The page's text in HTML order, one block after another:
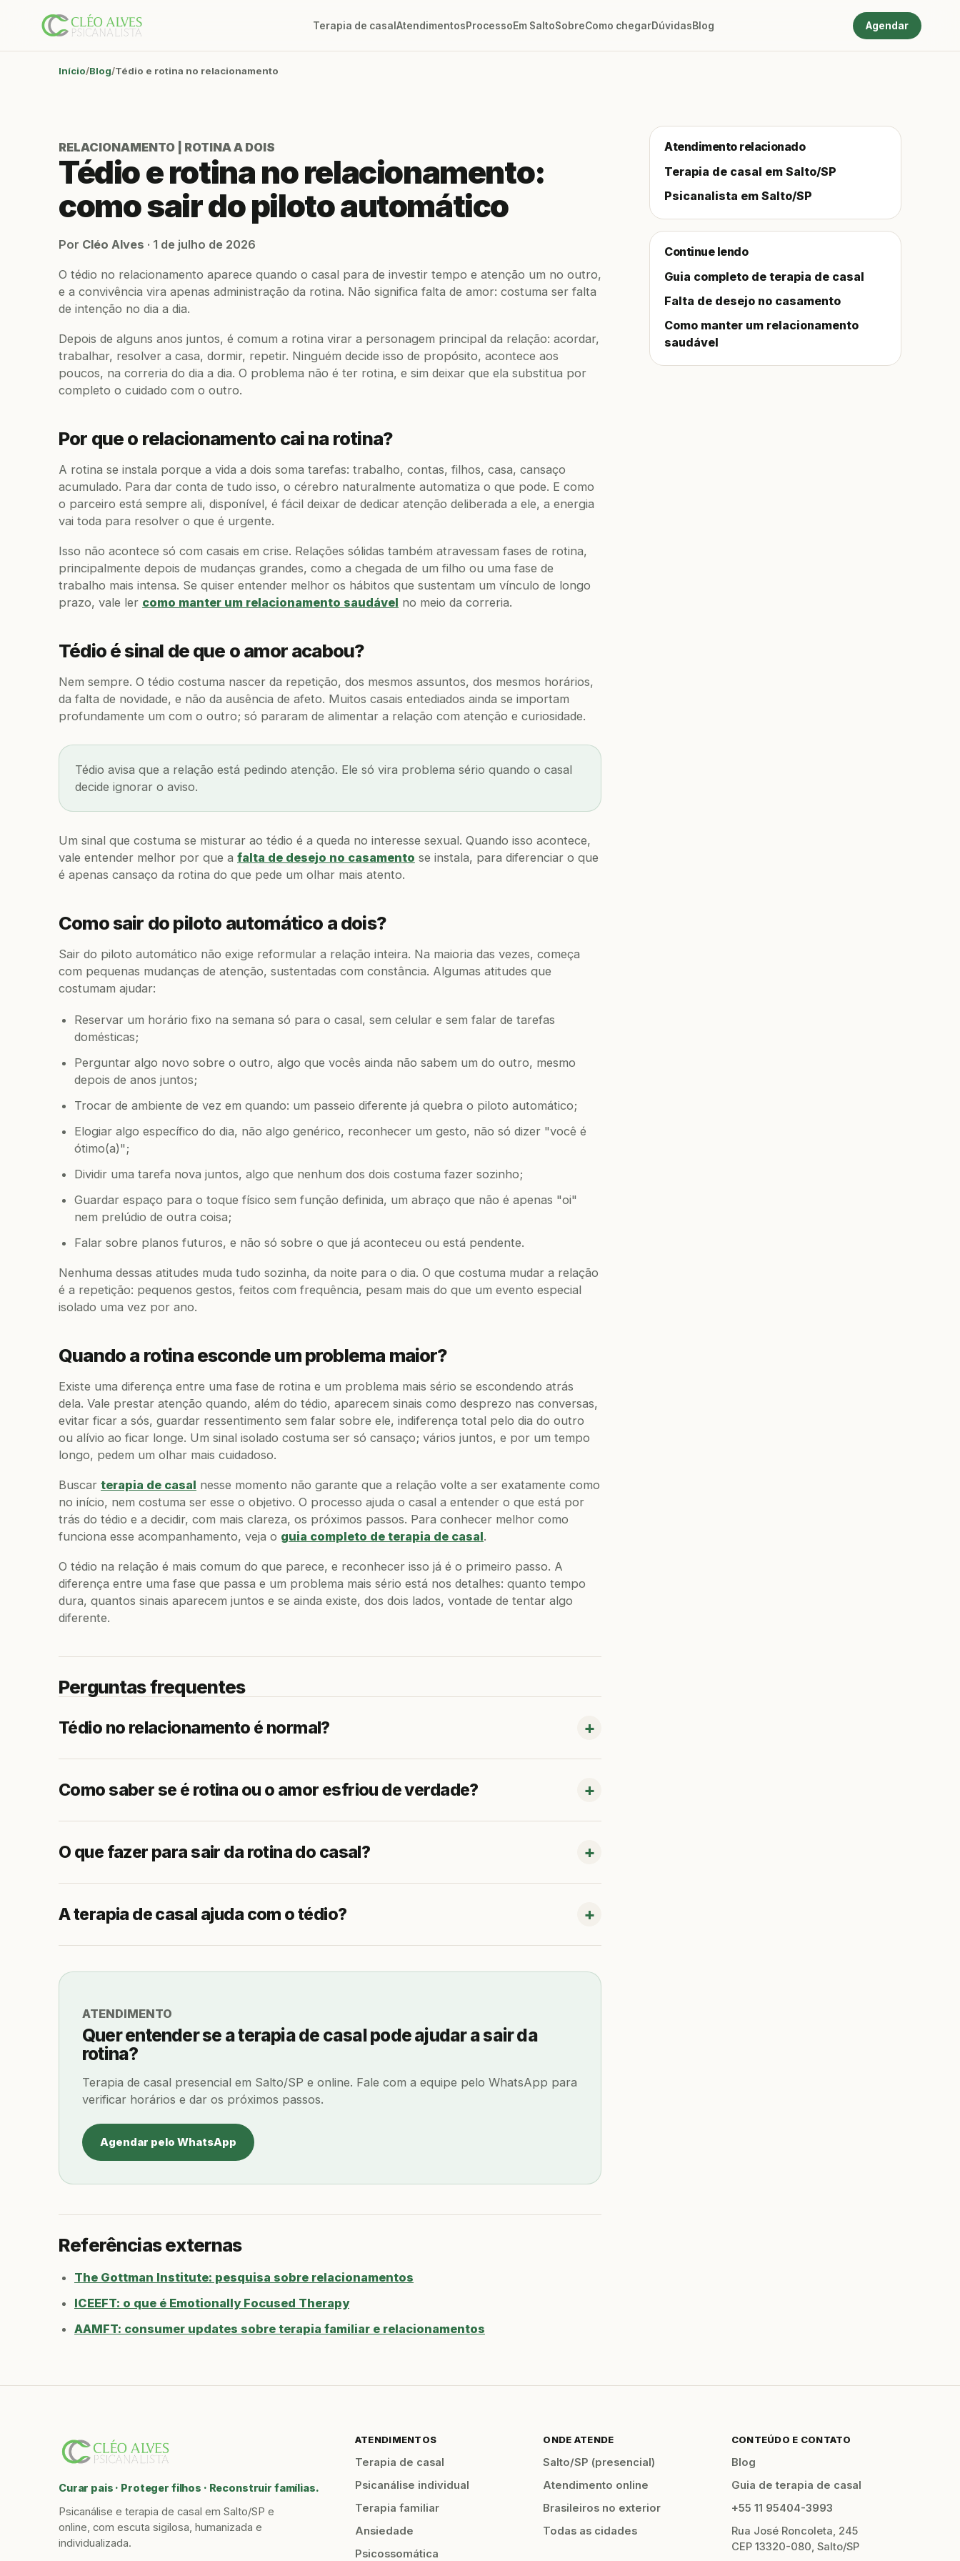
Terapia de casalAtendimentosProcessoEm SaltoSobreComo chegarDúvidasBlog Agendar
Início Blog Tédio e rotina no relacionamento
RELACIONAMENTO | ROTINA A DOIS
Tédio e rotina no relacionamento:
como sair do piloto automático
Por Cléo Alves · 1 de julho de 2026
O tédio no relacionamento aparece quando o casal para de investir tempo e atenção um no outro,
e a convivência vira apenas administração da rotina. Não significa falta de amor: costuma ser falta
de intenção no dia a dia.
Depois de alguns anos juntos, é comum a rotina virar a personagem principal da relação: acordar,
trabalhar, resolver a casa, dormir, repetir. Ninguém decide isso de propósito, acontece aos
poucos, na correria do dia a dia. O problema não é ter rotina, e sim deixar que ela substitua por
completo o cuidado com o outro.
Por que o relacionamento cai na rotina?
A rotina se instala porque a vida a dois soma tarefas: trabalho, contas, filhos, casa, cansaço
acumulado. Para dar conta de tudo isso, o cérebro naturalmente automatiza o que pode. E como
o parceiro está sempre ali, disponível, é fácil deixar de dedicar atenção deliberada a ele, a energia
vai toda para resolver o que é urgente.
Isso não acontece só com casais em crise. Relações sólidas também atravessam fases de rotina,
principalmente depois de mudanças grandes, como a chegada de um filho ou uma fase de
trabalho mais intensa. Se quiser entender melhor os hábitos que sustentam um vínculo de longo
prazo, vale ler como manter um relacionamento saudável no meio da correria.
Tédio é sinal de que o amor acabou?
Nem sempre. O tédio costuma nascer da repetição, dos mesmos assuntos, dos mesmos horários,
da falta de novidade, e não da ausência de afeto. Muitos casais entediados ainda se importam
profundamente um com o outro; só pararam de alimentar a relação com atenção e curiosidade.
Tédio avisa que a relação está pedindo atenção. Ele só vira problema sério quando o casal
decide ignorar o aviso.
Um sinal que costuma se misturar ao tédio é a queda no interesse sexual. Quando isso acontece,
vale entender melhor por que a falta de desejo no casamento se instala, para diferenciar o que
é apenas cansaço da rotina do que pede um olhar mais atento.
Como sair do piloto automático a dois?
Sair do piloto automático não exige reformular a relação inteira. Na maioria das vezes, começa
com pequenas mudanças de atenção, sustentadas com constância. Algumas atitudes que
costumam ajudar:
Reservar um horário fixo na semana só para o casal, sem celular e sem falar de tarefas
domésticas;
Perguntar algo novo sobre o outro, algo que vocês ainda não sabem um do outro, mesmo
depois de anos juntos;
Trocar de ambiente de vez em quando: um passeio diferente já quebra o piloto automático;
Elogiar algo específico do dia, não algo genérico, reconhecer um gesto, não só dizer "você é
ótimo(a)";
Dividir uma tarefa nova juntos, algo que nenhum dos dois costuma fazer sozinho;
Guardar espaço para o toque físico sem função definida, um abraço que não é apenas "oi"
nem prelúdio de outra coisa;
Falar sobre planos futuros, e não só sobre o que já aconteceu ou está pendente.
Nenhuma dessas atitudes muda tudo sozinha, da noite para o dia. O que costuma mudar a relação
é a repetição: pequenos gestos, feitos com frequência, pesam mais do que um evento especial
isolado uma vez por ano.
Quando a rotina esconde um problema maior?
Existe uma diferença entre uma fase de rotina e um problema mais sério se escondendo atrás
dela. Vale prestar atenção quando, além do tédio, aparecem sinais como desprezo nas conversas,
evitar ficar a sós, guardar ressentimento sem falar sobre ele, indiferença total pelo dia do outro
ou alívio ao ficar longe. Um sinal isolado costuma ser só cansaço; vários juntos, e por um tempo
longo, pedem um olhar mais cuidadoso.
Buscar terapia de casal nesse momento não garante que a relação volte a ser exatamente como
no início, nem costuma ser esse o objetivo. O processo ajuda o casal a entender o que está por
trás do tédio e a decidir, com mais clareza, os próximos passos. Para conhecer melhor como
funciona esse acompanhamento, veja o guia completo de terapia de casal.
O tédio na relação é mais comum do que parece, e reconhecer isso já é o primeiro passo. A
diferença entre uma fase que passa e um problema mais sério está nos detalhes: quanto tempo
dura, quantos sinais aparecem juntos e se ainda existe, dos dois lados, vontade de tentar algo
diferente.
Perguntas frequentes
Tédio no relacionamento é normal?
Como saber se é rotina ou o amor esfriou de verdade?
O que fazer para sair da rotina do casal?
A terapia de casal ajuda com o tédio?
ATENDIMENTO
Quer entender se a terapia de casal pode ajudar a sair da
rotina?
Terapia de casal presencial em Salto/SP e online. Fale com a equipe pelo WhatsApp para
verificar horários e dar os próximos passos.
Agendar pelo WhatsApp
Referências externas
The Gottman Institute: pesquisa sobre relacionamentos
ICEEFT: o que é Emotionally Focused Therapy
AAMFT: consumer updates sobre terapia familiar e relacionamentos
Atendimento relacionado
Terapia de casal em Salto/SP
Psicanalista em Salto/SP
Continue lendo
Guia completo de terapia de casal
Falta de desejo no casamento
Como manter um relacionamento
saudável
Curar pais · Proteger filhos · Reconstruir famílias.
Psicanálise e terapia de casal em Salto/SP e
online, com escuta sigilosa, humanizada e
individualizada.
ATENDIMENTOS
Terapia de casal
Psicanálise individual
Terapia familiar
Ansiedade
Psicossomática
ONDE ATENDE
Salto/SP (presencial)
Atendimento online
Brasileiros no exterior
Todas as cidades
CONTEÚDO E CONTATO
Blog
Guia de terapia de casal
+55 11 95404-3993
Rua José Roncoleta, 245
CEP 13320-080, Salto/SP